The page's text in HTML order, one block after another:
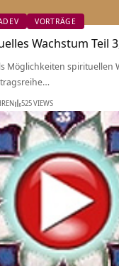
VORTRÄGE
Wachstum Teil
Möglichkeiten spirituellen
525 VIEWS